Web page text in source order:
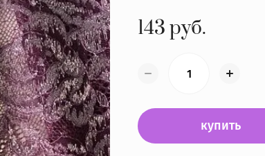
143 руб.
купить